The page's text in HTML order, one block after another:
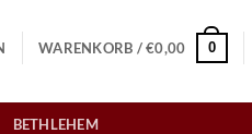
WARENKORB /€0,00 0
BETHLEHEM